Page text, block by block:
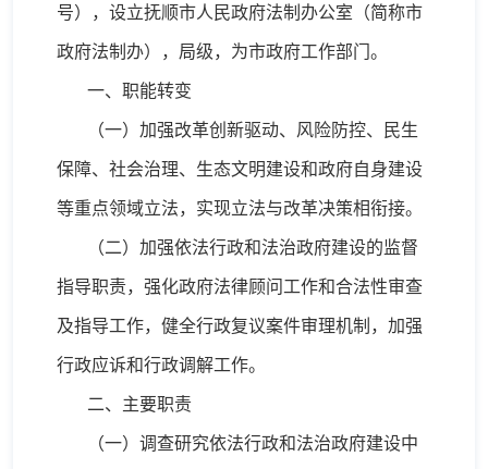
号），设立抚顺市人民政府法制办公室（简称市
政府法制办），局级，为市政府工作部门。
一、职能转变
（一）加强改革创新驱动、风险防控、民生
保障、社会治理、生态文明建设和政府自身建设
等重点领域立法，实现立法与改革决策相衔接。
（二）加强依法行政和法治政府建设的监督
指导职责，强化政府法律顾问工作和合法性审查
及指导工作，健全行政复议案件审理机制，加强
行政应诉和行政调解工作。
二、主要职责
（一）调查研究依法行政和法治政府建设中